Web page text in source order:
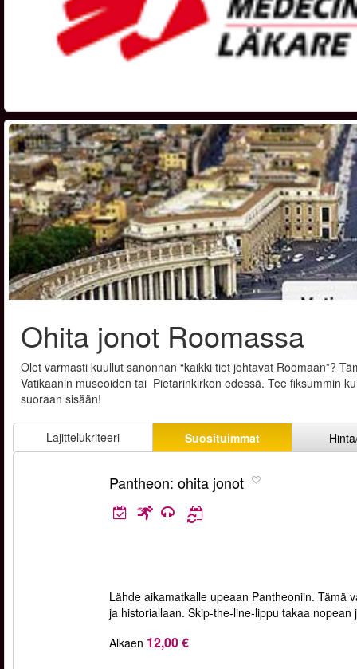
Ohita jonot Roomassa
Olet varmasti kuullut sanonnan “kaikki tiet johtavat Roomaan”?
Vatikaanin museoiden tai Pietarinkirkon edessä. Tee fiksummin
suoraan sisään!
Lajittelukriteeri Suosituimmat
Pantheon: ohita jonot
Lähde aikamatkalle upeaan Pantheoniin. Tämä
ja historiallaan. Skip-the-line-lippu takaa
Alkaen 12,00 €